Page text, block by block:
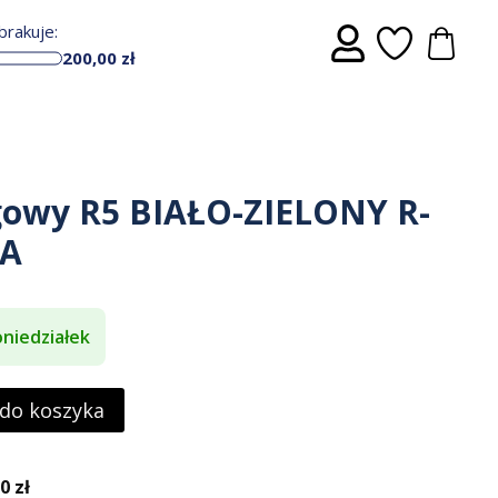
200,00 zł
R5 BIAŁO-ZIELONY R-
koszyka
zł